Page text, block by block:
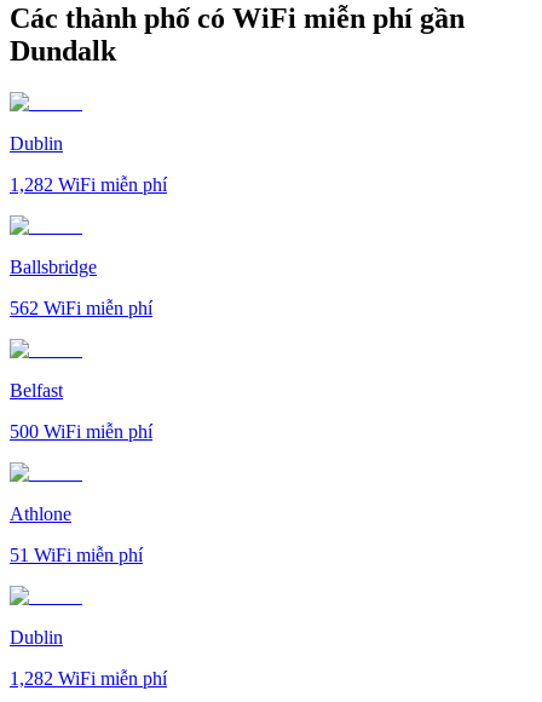
Các thành phố có WiFi miễn phí gần
Dundalk
Dublin
1,282 WiFi miễn phí
Ballsbridge
562 WiFi miễn phí
Belfast
500 WiFi miễn phí
Athlone
51 WiFi miễn phí
Dublin
1,282 WiFi miễn phí